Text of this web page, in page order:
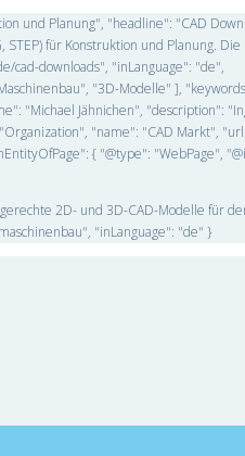
und Planung", "headline": "CAD
für Konstruktion und Planung. Die
cad-downloads", "inLanguage": "de",
"3D-Modelle" ],
"Michael Jähnichen", "description":
"name": "CAD Markt",
{ "@type": "WebPage",
2D- und 3D-CAD-Modelle für
"inLanguage": "de" }